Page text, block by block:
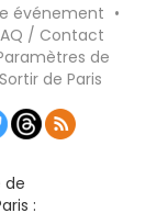
événement •
/ Contact
de
Sortir de Paris
de
: